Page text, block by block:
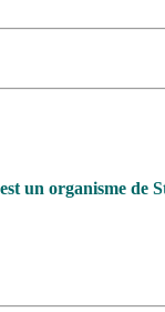
un organisme de